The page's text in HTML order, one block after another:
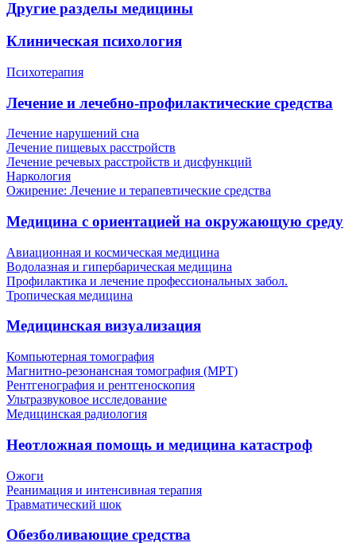
Другие разделы медицины
Клиническая психология
Психотерапия
Лечение и лечебно-профилактические средства
Лечение нарушений сна
Лечение пищевых расстройств
Лечение речевых расстройств и дисфункций
Наркология
Ожирение: Лечение и терапевтические средства
Медицина с ориентацией на окружающую среду
Авиационная и космическая медицина
Водолазная и гипербарическая медицина
Профилактика и лечение профессиональных забол.
Тропическая медицина
Медицинская визуализация
Компьютерная томография
Магнитно-резонансная томография (МРТ)
Рентгенография и рентгеноскопия
Ультразвуковое исследование
Медицинская радиология
Неотложная помощь и медицина катастроф
Ожоги
Реанимация и интенсивная терапия
Травматический шок
Обезболивающие средства